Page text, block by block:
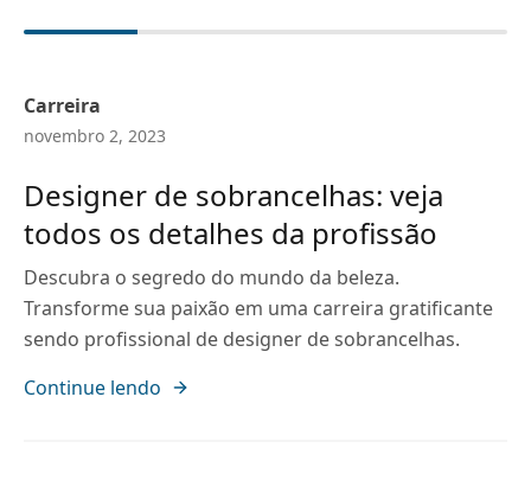
Carreira
novembro 2, 2023
Designer de sobrancelhas: veja
todos os detalhes da profissão
Descubra o segredo do mundo da beleza.
Transforme sua paixão em uma carreira gratificante
sendo profissional de designer de sobrancelhas.
Continue lendo